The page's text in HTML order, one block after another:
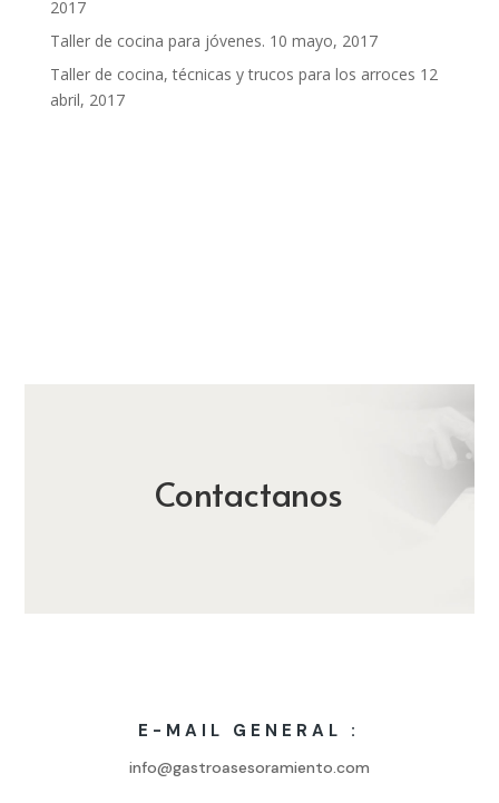
2017
Taller de cocina para jóvenes. 10 mayo, 2017
Taller de cocina, técnicas y trucos para los arroces 12
abril, 2017
Contactanos
E-MAIL GENERAL :
info@gastroasesoramiento.com